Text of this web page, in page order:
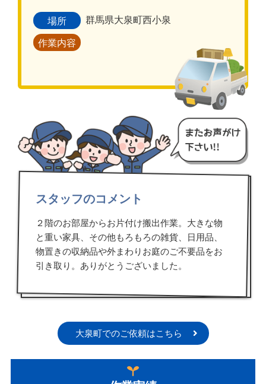
場所 群馬県大泉町西小泉
作業内容
スタッフのコメント
２階のお部屋からお片付け搬出作業。大きな物
と重い家具、その他もろもろの雑貨、日用品、
物置きの収納品や外まわりお庭のご不要品をお
引き取り。ありがとうございました。
大泉町でのご依頼はこちら